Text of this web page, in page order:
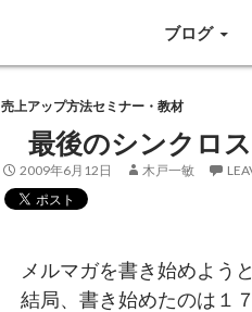
ブログ
売上アップ方法セミナー・教材
最後のシンクロ
2009年6月12日 木戸一敏
メルマガを書き始めよう
結局、書き始めたのは１